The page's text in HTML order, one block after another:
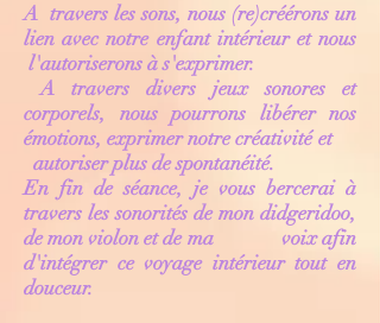
A travers les sons, nous (re)créérons un
lien avec notre enfant intérieur et nous
l'autoriserons à s'exprimer.
A travers divers jeux sonores et
corporels, nous pourrons libérer nos
émotions, exprimer notre créativité et
autoriser plus de spontanéité.
En fin de séance, je vous bercerai à
travers les sonorités de mon didgeridoo,
de mon violon et de ma voix afin
d'intégrer ce voyage intérieur tout en
douceur.